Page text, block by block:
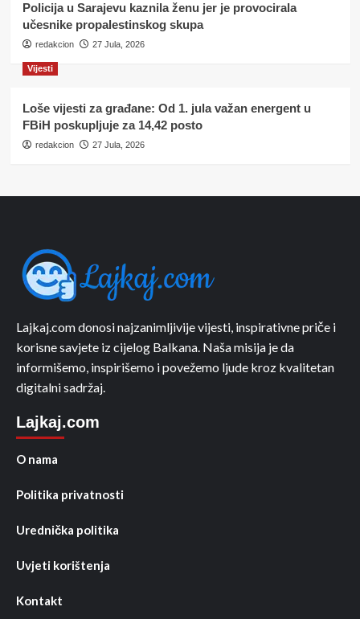
Policija u Sarajevu kaznila ženu jer je provocirala
učesnike propalestinskog skupa
redakcion 27 Jula, 2026
Vijesti
Loše vijesti za građane: Od 1. jula važan energent u
FBiH poskupljuje za 14,42 posto
redakcion 27 Jula, 2026
Lajkaj.com donosi najzanimljivije vijesti, inspirativne priče i
korisne savjete iz cijelog Balkana. Naša misija je da
informišemo, inspirišemo i povežemo ljude kroz kvalitetan
digitalni sadržaj.
Lajkaj.com
O nama
Politika privatnosti
Urednička politika
Uvjeti korištenja
Kontakt